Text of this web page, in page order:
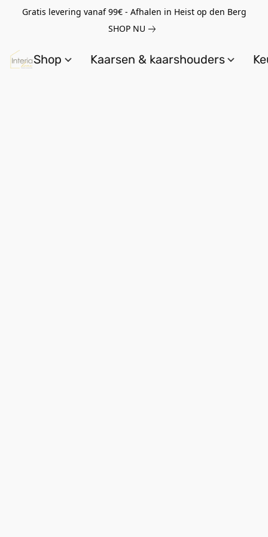
Gratis levering vanaf 99€ - Afhalen in Heist op den Berg
SHOP NU
Shop Kaarsen & kaarshouders